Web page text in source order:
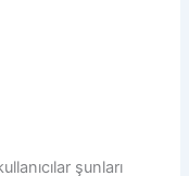
şunları